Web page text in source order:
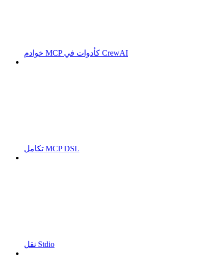
خوادم MCP كأدوات في CrewAI
تكامل MCP DSL
نقل Stdio